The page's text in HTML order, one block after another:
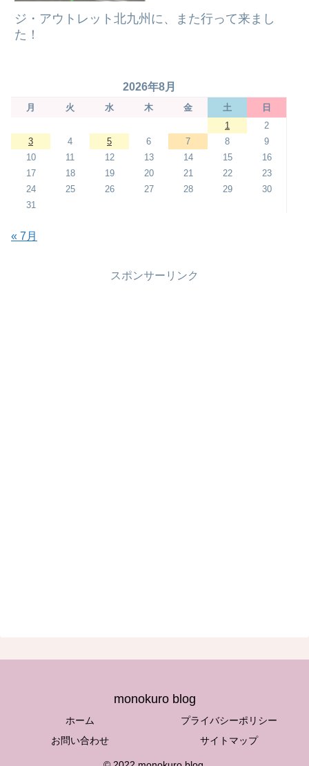
ジ・アウトレット北九州に、また行って来まし
た！
2026年8月
月 火 水 木 金 土
日
1
2
3
4 5 6 7 8
9
10
11 12 13 14 15
16
17
18 19 20 21 22
23
24
25 26 27 28 29
30
31
« 7月
スポンサーリンク
monokuro blog
ホーム
プライバシーポリシー
お問い合わせ
サイトマップ